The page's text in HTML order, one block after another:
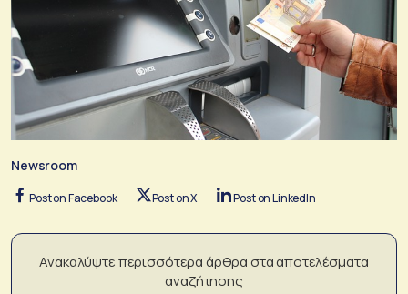
Newsroom
Post on Facebook Post on X Post on LinkedIn
Ανακαλύψτε περισσότερα άρθρα στα αποτελέσματα
αναζήτησης